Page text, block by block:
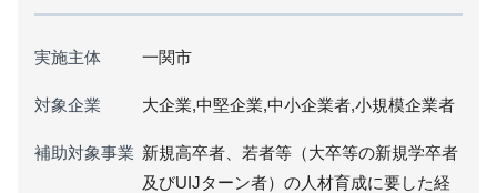
実施主体 一関市
対象企業 大企業,中堅企業,中小企業者,小規模企業者
補助対象事業 新規高卒者、若者等（大卒等の新規学卒者
及びUIJターン者）の人材育成に要した経